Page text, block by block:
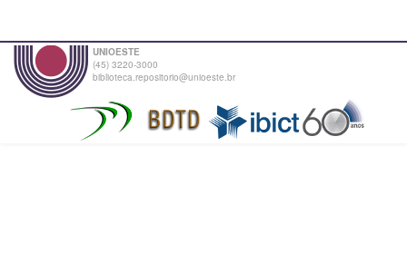
UNIOESTE
(45) 3220-3000
biblioteca.repositorio@unioeste.br